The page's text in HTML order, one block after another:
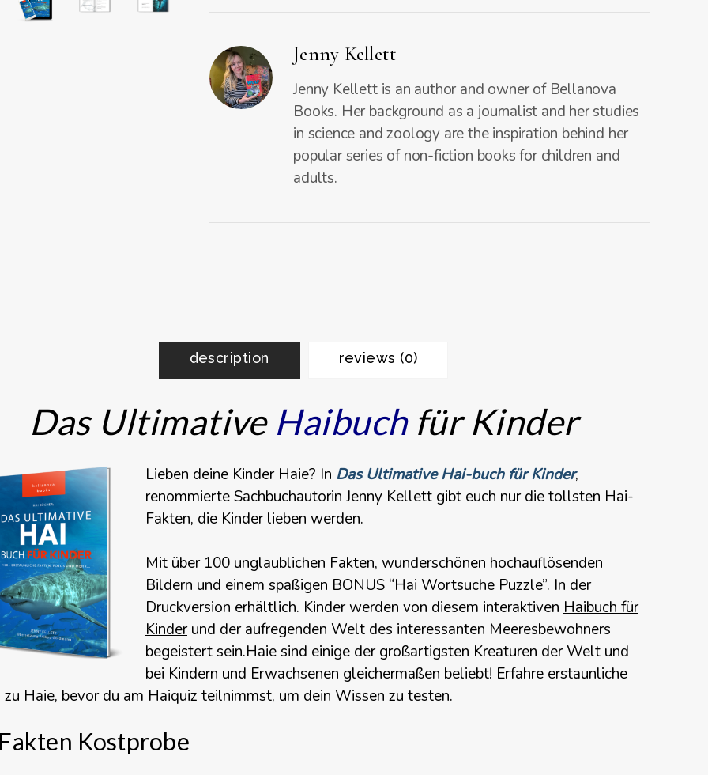
Jenny Kellett
Jenny Kellett is an author and owner of Bellanova
Books. Her background as a journalist and her studies
in science and zoology are the inspiration behind her
popular series of non-fiction books for children and
adults.
description reviews (0)
Das Ultimative Haibuchfür Kinder
Lieben deine Kinder Haie? In Das Ultimative Hai-buch für Kinder,
renommierte Sachbuchautorin Jenny Kellett gibt euch nur die tollsten Hai-
Fakten, die Kinder lieben werden.
Mit über 100 unglaublichen Fakten, wunderschönen hochauflösenden
Bildern und einem spaßigen BONUS “Hai Wortsuche Puzzle”. In der
Druckversion erhältlich. Kinder werden von diesem interaktiven Haibuch für
Kinderund der aufregenden Welt des interessanten Meeresbewohners
begeistert sein.Haiesind einige der großartigsten Kreaturen der Welt und
bei Kindern und Erwachsenen gleichermaßen beliebt! Erfahre erstaunliche
zu Haie, bevor du am Haiquiz teilnimmst, um dein Wissen zu testen.
Kostprobe